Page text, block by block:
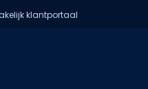
klantportaal